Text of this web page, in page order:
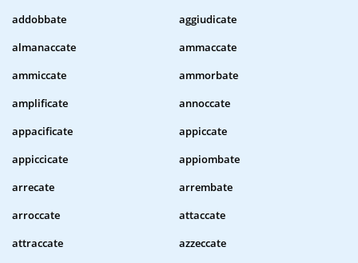
addobbate
aggiudicate
almanaccate
ammaccate
ammiccate
ammorbate
amplificate
annoccate
appacificate
appiccate
appiccicate
appiombate
arrecate
arrembate
arroccate
attaccate
attraccate
azzeccate